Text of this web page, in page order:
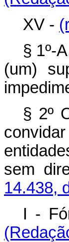
XV -
§ 1º-
(um)
§ 2º
sem
14.438,
I -